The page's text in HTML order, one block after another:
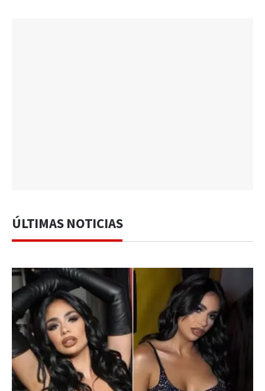
ÚLTIMAS NOTICIAS